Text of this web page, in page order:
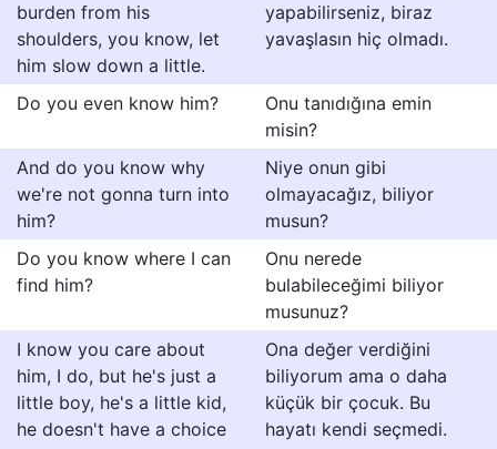
burden from his
shoulders, you know, let
him slow down a little.
yapabilirseniz, biraz
yavaşlasın hiç olmadı.
Do you even know him?
Onu tanıdığına emin
misin?
And do you know why
we're not gonna turn into
him?
Niye onun gibi
olmayacağız, biliyor
musun?
Do you know where I can
find him?
Onu nerede
bulabileceğimi biliyor
musunuz?
I know you care about
him, I do, but he's just a
little boy, he's a little kid,
he doesn't have a choice
Ona değer verdiğini
biliyorum ama o daha
küçük bir çocuk. Bu
hayatı kendi seçmedi.